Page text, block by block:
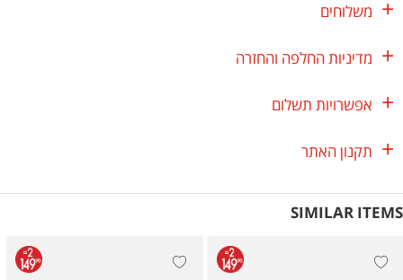
משלוחים
מדיניות החלפה והחזרה
אפשרויות תשלום
תקנון האתר
SIMILAR ITEMS